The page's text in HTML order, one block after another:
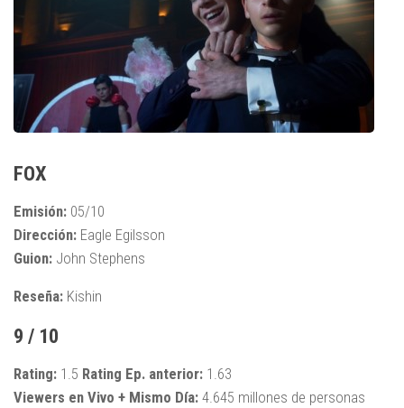
FOX
Emisión: 05/10
Dirección: Eagle Egilsson
Guion: John Stephens
Reseña: Kishin
9 / 10
Rating: 1.5 Rating Ep. anterior: 1.63
Viewers en Vivo + Mismo Día: 4.645 millones de personas